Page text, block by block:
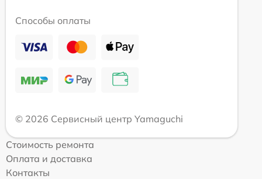
Способы оплаты
© 2026 Сервисный центр Yamaguchi
Стоимость ремонта
Оплата и доставка
Контакты